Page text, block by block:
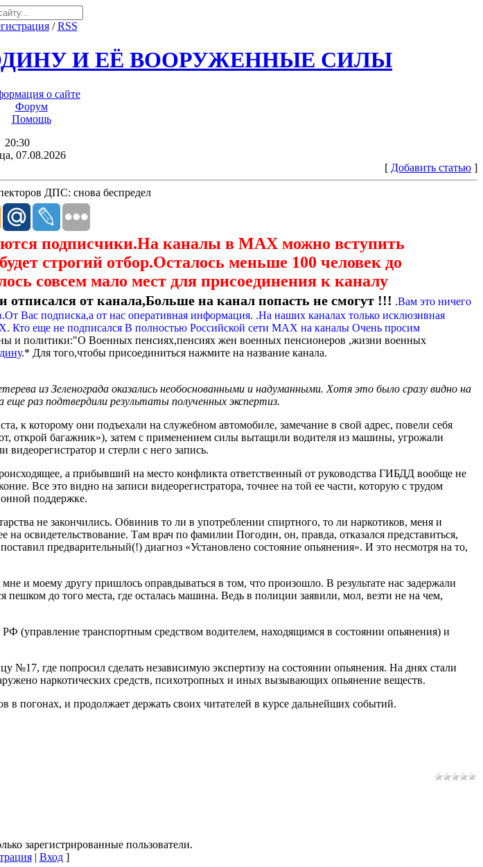
/RSS
И ЕЁ ВООРУЖЕННЫЕ СИЛЫ
о сайте
Форум
Помощь
20:30
07.08.2026
[ Добавить статью ]
ДПС: снова беспредел
подписчики.На каналы в МАХ можно вступить
строгий отбор.Осталось меньше 100 человек до
совсем мало мест для присоединения к каналу
отписался от канала,Больше на канал попасть не смогут !!! .Вам это ничего
Вас подписка,а от нас оперативная информация. .На наших каналах только исклюзивная
еще не подписался В полностью Российской сети МАХ на каналы Очень просим
и политики:"О Военных пенсиях,пенсиях жен военных пенсионеров ,жизни военных
.* Для того,чтобы присоединиться нажмите на название канала.
из Зеленограда оказались необоснованными и надуманными. Хотя это было сразу видно на
раз подтвердили результаты полученных экспертиз.
которому они подъехали на служебном автомобиле, замечание в свой адрес, повели себя
открой багажник»), затем с применением силы вытащили водителя из машины, угрожали
и стерли с него запись.
а прибывший на место конфликта ответственный от руководства ГИБДД вообще не
Все это видно на записи видеорегистратора, точнее на той ее части, которую с трудом
поддержке.
не закончились. Обвинив то ли в употреблении спиртного, то ли наркотиков, меня и
освидетельствование. Там врач по фамилии Погодин, он, правда, отказался представиться,
предварительный(!) диагноз «Установлено состояние опьянения». И это несмотря на то,
и моему другу пришлось оправдываться в том, что произошло. В результате нас задержали
до того места, где осталась машина. Ведь в полиции заявили, мол, везти не на чем,
(управление транспортным средством водителем, находящимся в состоянии опьянения) и
где попросил сделать независимую экспертизу на состоянии опьянения. На днях стали
наркотических средств, психотропных и иных вызывающих опьянение веществ.
в погонах, и продолжает держать своих читателей в курсе дальнейших событий.
зарегистрированные пользователи.
| Вход]